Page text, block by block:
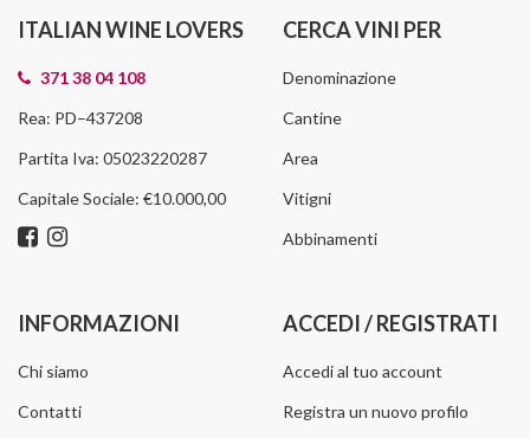
ITALIAN WINE LOVERS
371 38 04 108
Rea: PD–437208
Partita Iva: 05023220287
Capitale Sociale: €10.000,00
CERCA VINI PER
Denominazione
Cantine
Area
Vitigni
Abbinamenti
INFORMAZIONI
Chi siamo
Contatti
ACCEDI / REGISTRATI
Accedi al tuo account
Registra un nuovo profilo